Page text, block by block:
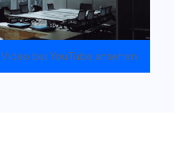
Video bei YouTube ansehen